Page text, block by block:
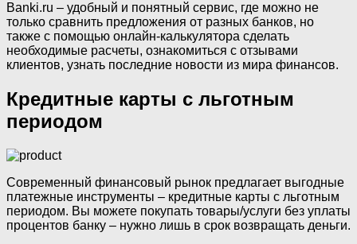
Banki.ru – удобный и понятный сервис, где можно не
только сравнить предложения от разных банков, но
также с помощью онлайн-калькулятора сделать
необходимые расчеты, ознакомиться с отзывами
клиентов, узнать последние новости из мира финансов.
Кредитные карты с льготным
периодом
Современный финансовый рынок предлагает выгодные
платежные инструменты – кредитные карты с льготным
периодом. Вы можете покупать товары/услуги без уплаты
процентов банку – нужно лишь в срок возвращать деньги.